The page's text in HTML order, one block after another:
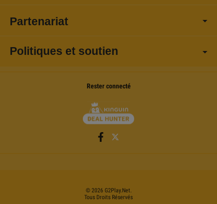
Partenariat
Politiques et soutien
Rester connecté
© 2026 G2Play.net.
Tous Droits Réservés